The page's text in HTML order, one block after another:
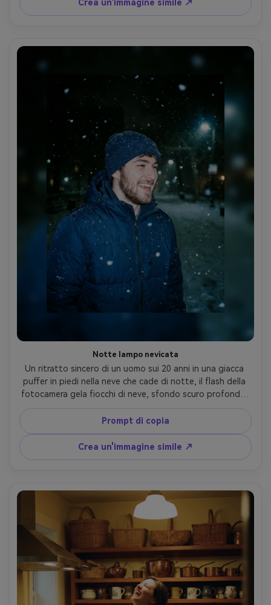
4:5
Crea un'immagine simile ↗
Notte lampo nevicata
Un ritratto sincero di un uomo sui 20 anni in una giacca
puffer in piedi nella neve che cade di notte, il flash della
fotocamera gela fiocchi di neve, sfondo scuro profondo,
grano pesante, leggera sfocatura ai bordi, vibrazione
della fotocamera usa e getta, toni blu freddi, cornice
stretta a metà corpo, umore invernale giocoso, pelle
fotorealistica e trama del tessuto, obiettivo da 85 mm,
profondità di campo bassa-AR 4:5
Prompt di copia
Crea un'immagine simile ↗